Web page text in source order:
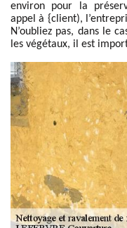
environ pour la
appel à {client),
N’oubliez pas, dans le
les végétaux, il est